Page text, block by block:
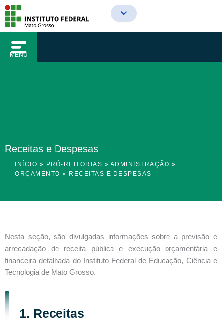
conteúdo
para
conteúdo
MENU
Receitas e Despesas
INÍCIO » PRÓ-REITORIAS » ADMINISTRAÇÃO »
ORÇAMENTO » RECEITAS E DESPESAS
Nesta seção, são divulgadas informações sobre a previsão e
arrecadação de receita pública e execução orçamentária e
financeira detalhada do Instituto Federal de Educação, Ciência e
Tecnologia de Mato Grosso.
1. Receitas